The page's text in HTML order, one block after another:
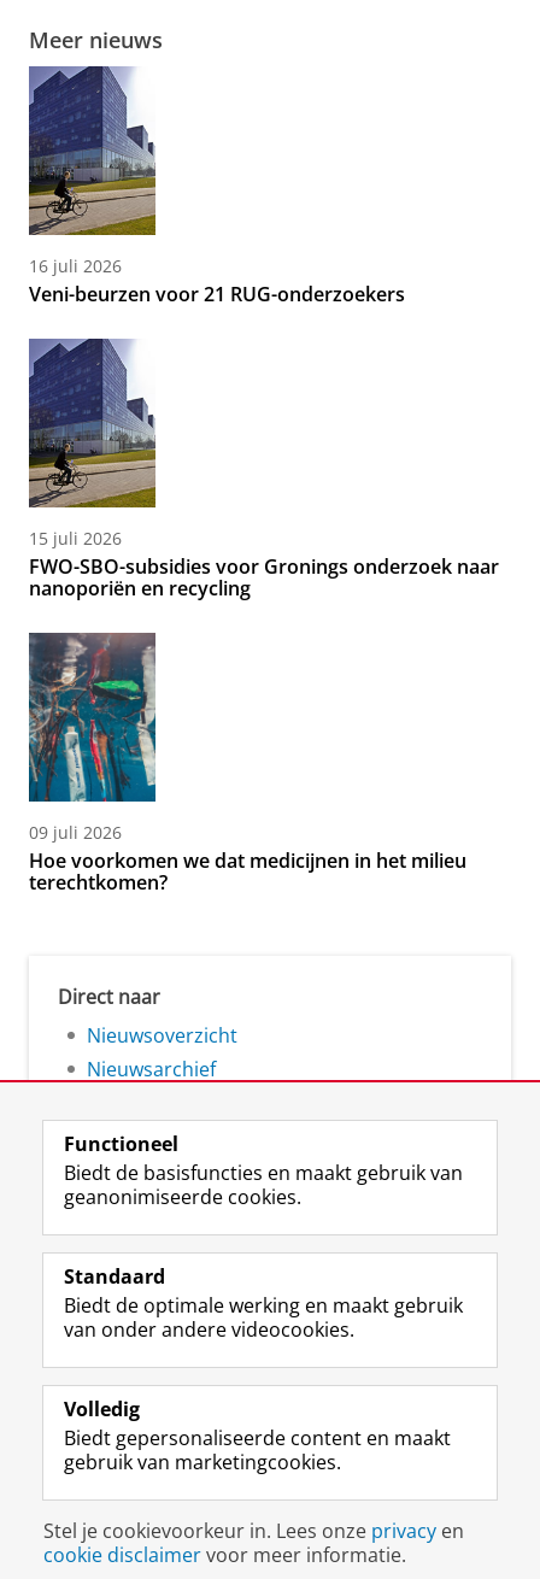
Meer nieuws
16 juli 2026
Veni-beurzen voor 21 RUG-onderzoekers
15 juli 2026
FWO-SBO-subsidies voor Gronings onderzoek naar
nanoporiën en recycling
09 juli 2026
Hoe voorkomen we dat medicijnen in het milieu
terechtkomen?
Direct naar
Nieuwsoverzicht
Nieuwsarchief
Volg de RUG
F
a
e
b
o
p
a
i
n
a
L
i
k
e
I
-
p
g
i
n
R
S
-
f
e
R
k
s
u
I
n
t
r
m
c
c
o
Y
o
T
e
k
a
a
Studiekiezers
Alumni
Over ons
Disclaimer & Copyright
Inloggen
Functioneel
Biedt de basisfuncties en maakt gebruik van
geanonimiseerde cookies.
Standaard
Biedt de optimale werking en maakt gebruik
van onder andere videocookies.
Volledig
Biedt gepersonaliseerde content en maakt
gebruik van marketingcookies.
Stel je cookievoorkeur in. Lees onze privacy en
cookie disclaimervoor meer informatie.